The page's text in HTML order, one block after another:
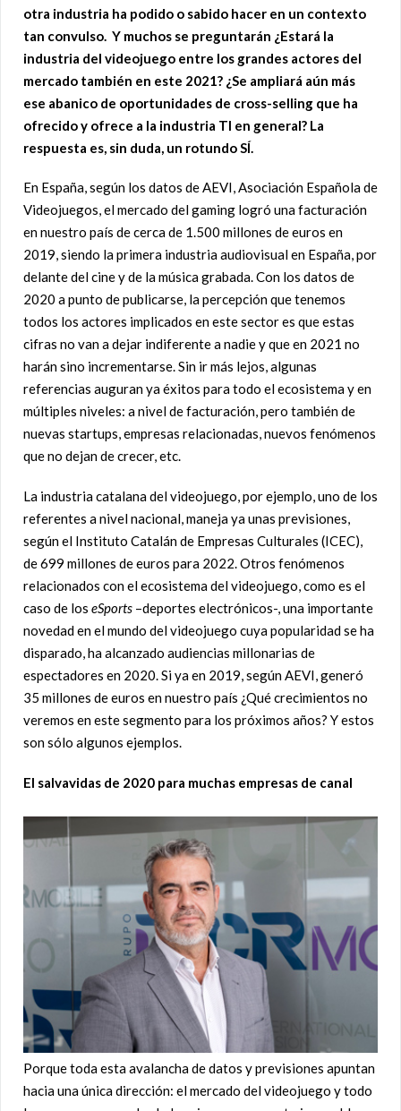
otra industria ha podido o sabido hacer en un contexto
tan convulso. Y muchos se preguntarán ¿Estará la
industria del videojuego entre los grandes actores del
mercado también en este 2021? ¿Se ampliará aún más
ese abanico de oportunidades de cross-selling que ha
ofrecido y ofrece a la industria TI en general? La
respuesta es, sin duda, un rotundo SÍ.
En España, según los datos de AEVI, Asociación Española de
Videojuegos, el mercado del gaming logró una facturación
en nuestro país de cerca de 1.500 millones de euros en
2019, siendo la primera industria audiovisual en España, por
delante del cine y de la música grabada. Con los datos de
2020 a punto de publicarse, la percepción que tenemos
todos los actores implicados en este sector es que estas
cifras no van a dejar indiferente a nadie y que en 2021 no
harán sino incrementarse. Sin ir más lejos, algunas
referencias auguran ya éxitos para todo el ecosistema y en
múltiples niveles: a nivel de facturación, pero también de
nuevas startups, empresas relacionadas, nuevos fenómenos
que no dejan de crecer, etc.
La industria catalana del videojuego, por ejemplo, uno de los
referentes a nivel nacional, maneja ya unas previsiones,
según el Instituto Catalán de Empresas Culturales (ICEC),
de 699 millones de euros para 2022. Otros fenómenos
relacionados con el ecosistema del videojuego, como es el
caso de los eSports –deportes electrónicos-, una importante
novedad en el mundo del videojuego cuya popularidad se ha
disparado, ha alcanzado audiencias millonarias de
espectadores en 2020. Si ya en 2019, según AEVI, generó
35 millones de euros en nuestro país ¿Qué crecimientos no
veremos en este segmento para los próximos años? Y estos
son sólo algunos ejemplos.
El salvavidas de 2020 para muchas empresas de canal
Porque toda esta avalancha de datos y previsiones apuntan
hacia una única dirección: el mercado del videojuego y todo